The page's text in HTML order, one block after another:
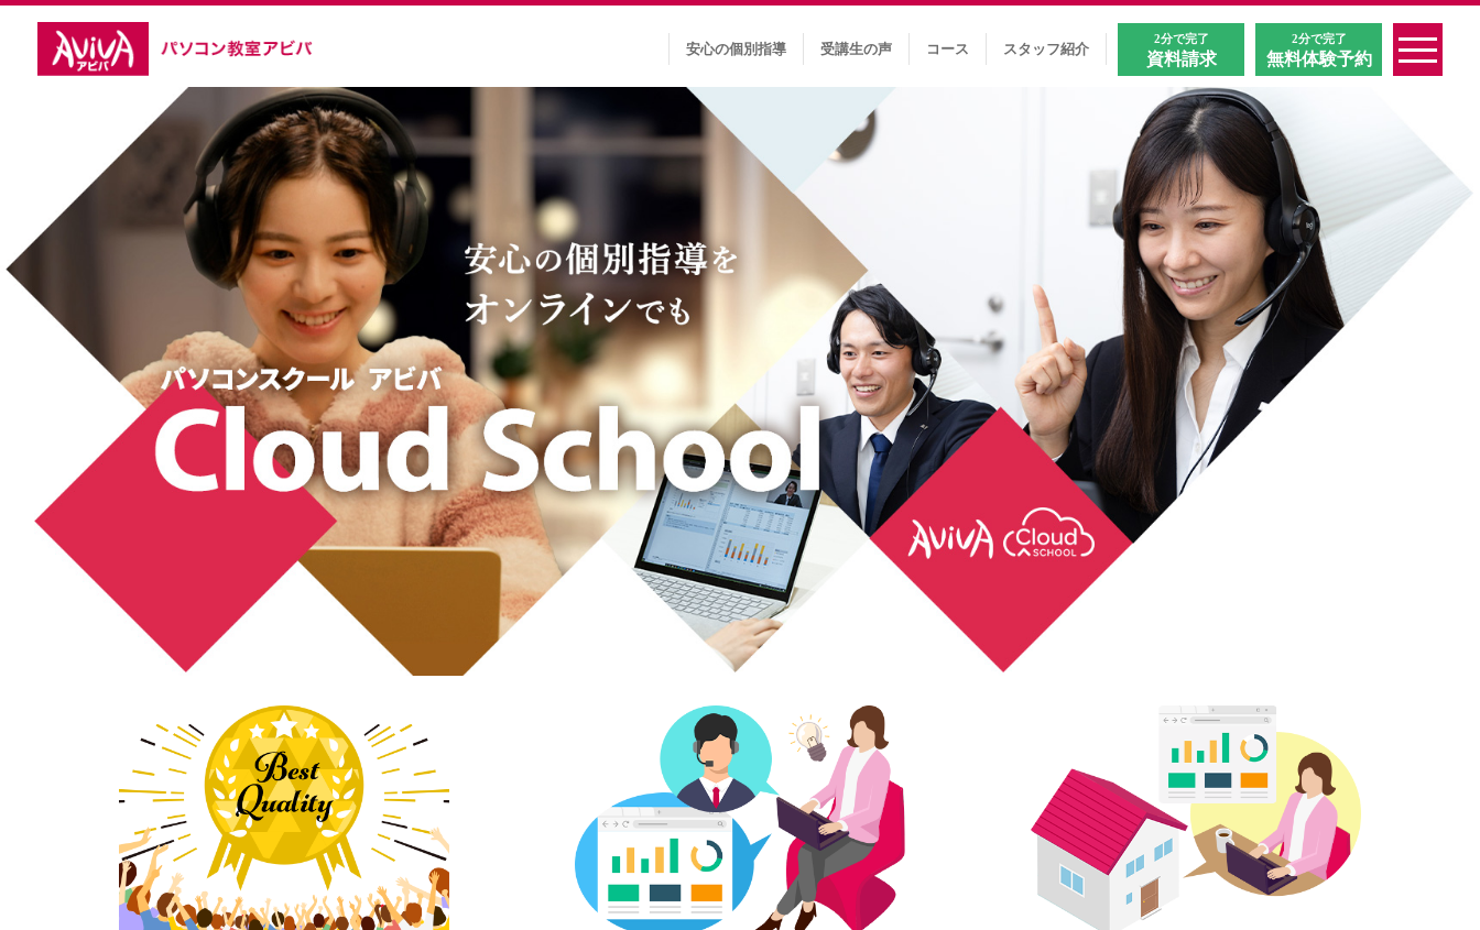
安心の個別指導 受講生の声 コース スタッフ紹介
2分で完了
資料請求
2分で完了
無料体験予約